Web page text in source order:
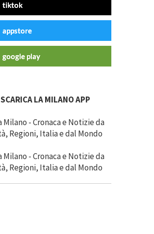
tiktok
appstore
google play
SCARICA LA MILANO APP